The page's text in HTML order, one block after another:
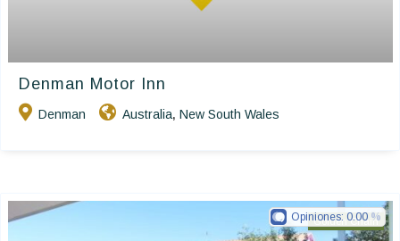
Denman Motor Inn
Denman Australia, New South Wales
Golden Chain
Opiniones: 0.00